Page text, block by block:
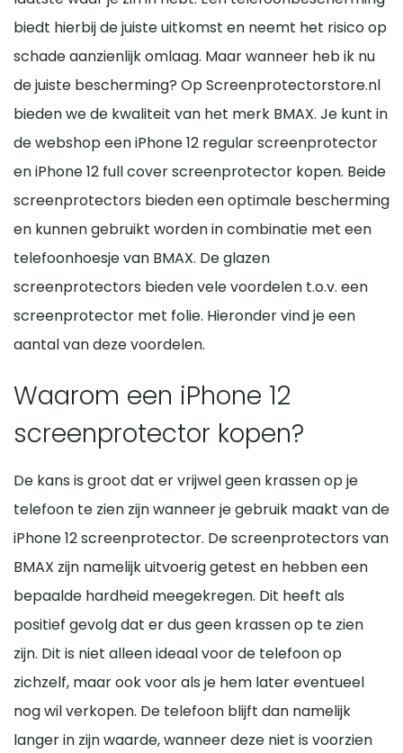
biedt hierbij de juiste uitkomst en neemt het risico op
schade aanzienlijk omlaag. Maar wanneer heb ik nu
de juiste bescherming? Op Screenprotectorstore.nl
bieden we de kwaliteit van het merk BMAX. Je kunt in
de webshop een iPhone 12 regular screenprotector
en iPhone 12 full cover screenprotector kopen. Beide
screenprotectors bieden een optimale bescherming
en kunnen gebruikt worden in combinatie met een
telefoonhoesje van BMAX. De glazen
screenprotectors bieden vele voordelen t.o.v. een
screenprotector met folie. Hieronder vind je een
aantal van deze voordelen.
Waarom een iPhone 12
screenprotector kopen?
De kans is groot dat er vrijwel geen krassen op je
telefoon te zien zijn wanneer je gebruik maakt van de
iPhone 12 screenprotector. De screenprotectors van
BMAX zijn namelijk uitvoerig getest en hebben een
bepaalde hardheid meegekregen. Dit heeft als
positief gevolg dat er dus geen krassen op te zien
zijn. Dit is niet alleen ideaal voor de telefoon op
zichzelf, maar ook voor als je hem later eventueel
nog wil verkopen. De telefoon blijft dan namelijk
langer in zijn waarde, wanneer deze niet is voorzien